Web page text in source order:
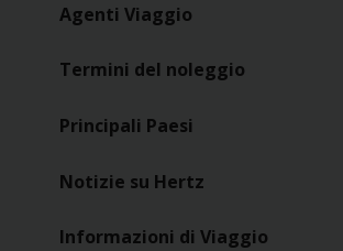
Agenti Viaggio
Termini del noleggio
Principali Paesi
Notizie su Hertz
Informazioni di Viaggio